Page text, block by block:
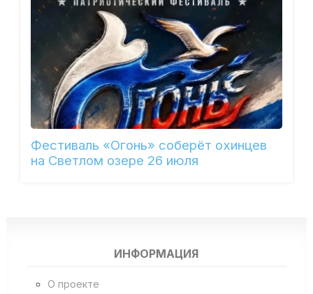
Фестиваль «Огонь» соберёт охинцев
на Светлом озере 26 июля
ИНФОРМАЦИЯ
О проекте